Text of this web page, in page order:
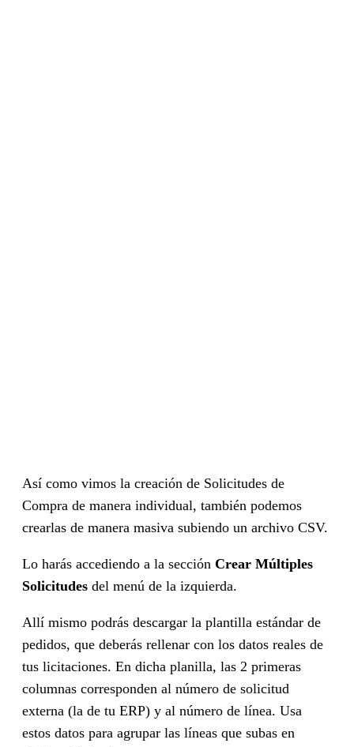
Así como vimos la creación de Solicitudes de
Compra de manera individual, también podemos
crearlas de manera masiva subiendo un archivo CSV.
Lo harás accediendo a la sección Crear Múltiples
Solicitudes del menú de la izquierda.
Allí mismo podrás descargar la plantilla estándar de
pedidos, que deberás rellenar con los datos reales de
tus licitaciones. En dicha planilla, las 2 primeras
columnas corresponden al número de solicitud
externa (la de tu ERP) y al número de línea. Usa
estos datos para agrupar las líneas que subas en